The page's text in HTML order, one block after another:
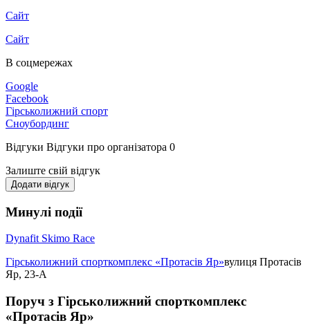
Сайт
Сайт
В соцмережах
Google
Facebook
Гірськолижний спорт
Сноубординг
Відгуки Відгуки про організатора 0
Залиште свій відгук
Додати відгук
Минулі події
Dynafit Skimo Race
Гірськолижний спорткомплекс «Протасів Яр»вулиця Протасів
Яр, 23-А
Поруч з Гірськолижний спорткомплекс
«Протасів Яр»